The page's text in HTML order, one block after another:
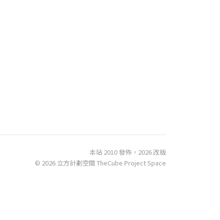
本站 2010 發佈，2026 改版
© 2026 立方計劃空間 TheCube Project Space